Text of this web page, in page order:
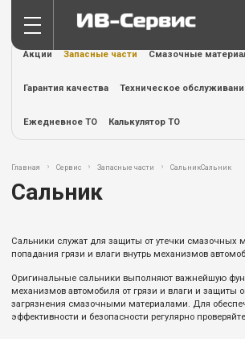
Акции Запасные части Смазочные
Гарантия качества Техническое
Ежедневное ТО Калькулятор ТО
Главная Сервис Запасные части СальникСальник
Сальник
Сальники служат для защиты от утечки смазочных
попадания грязи и влаги внутрь механизмов
Оригинальные сальники выполняют важнейшую
механизмов автомобиля от грязи и влаги и защиты
загрязнения смазочными материалами. Для
эффективности и безопасности регулярно